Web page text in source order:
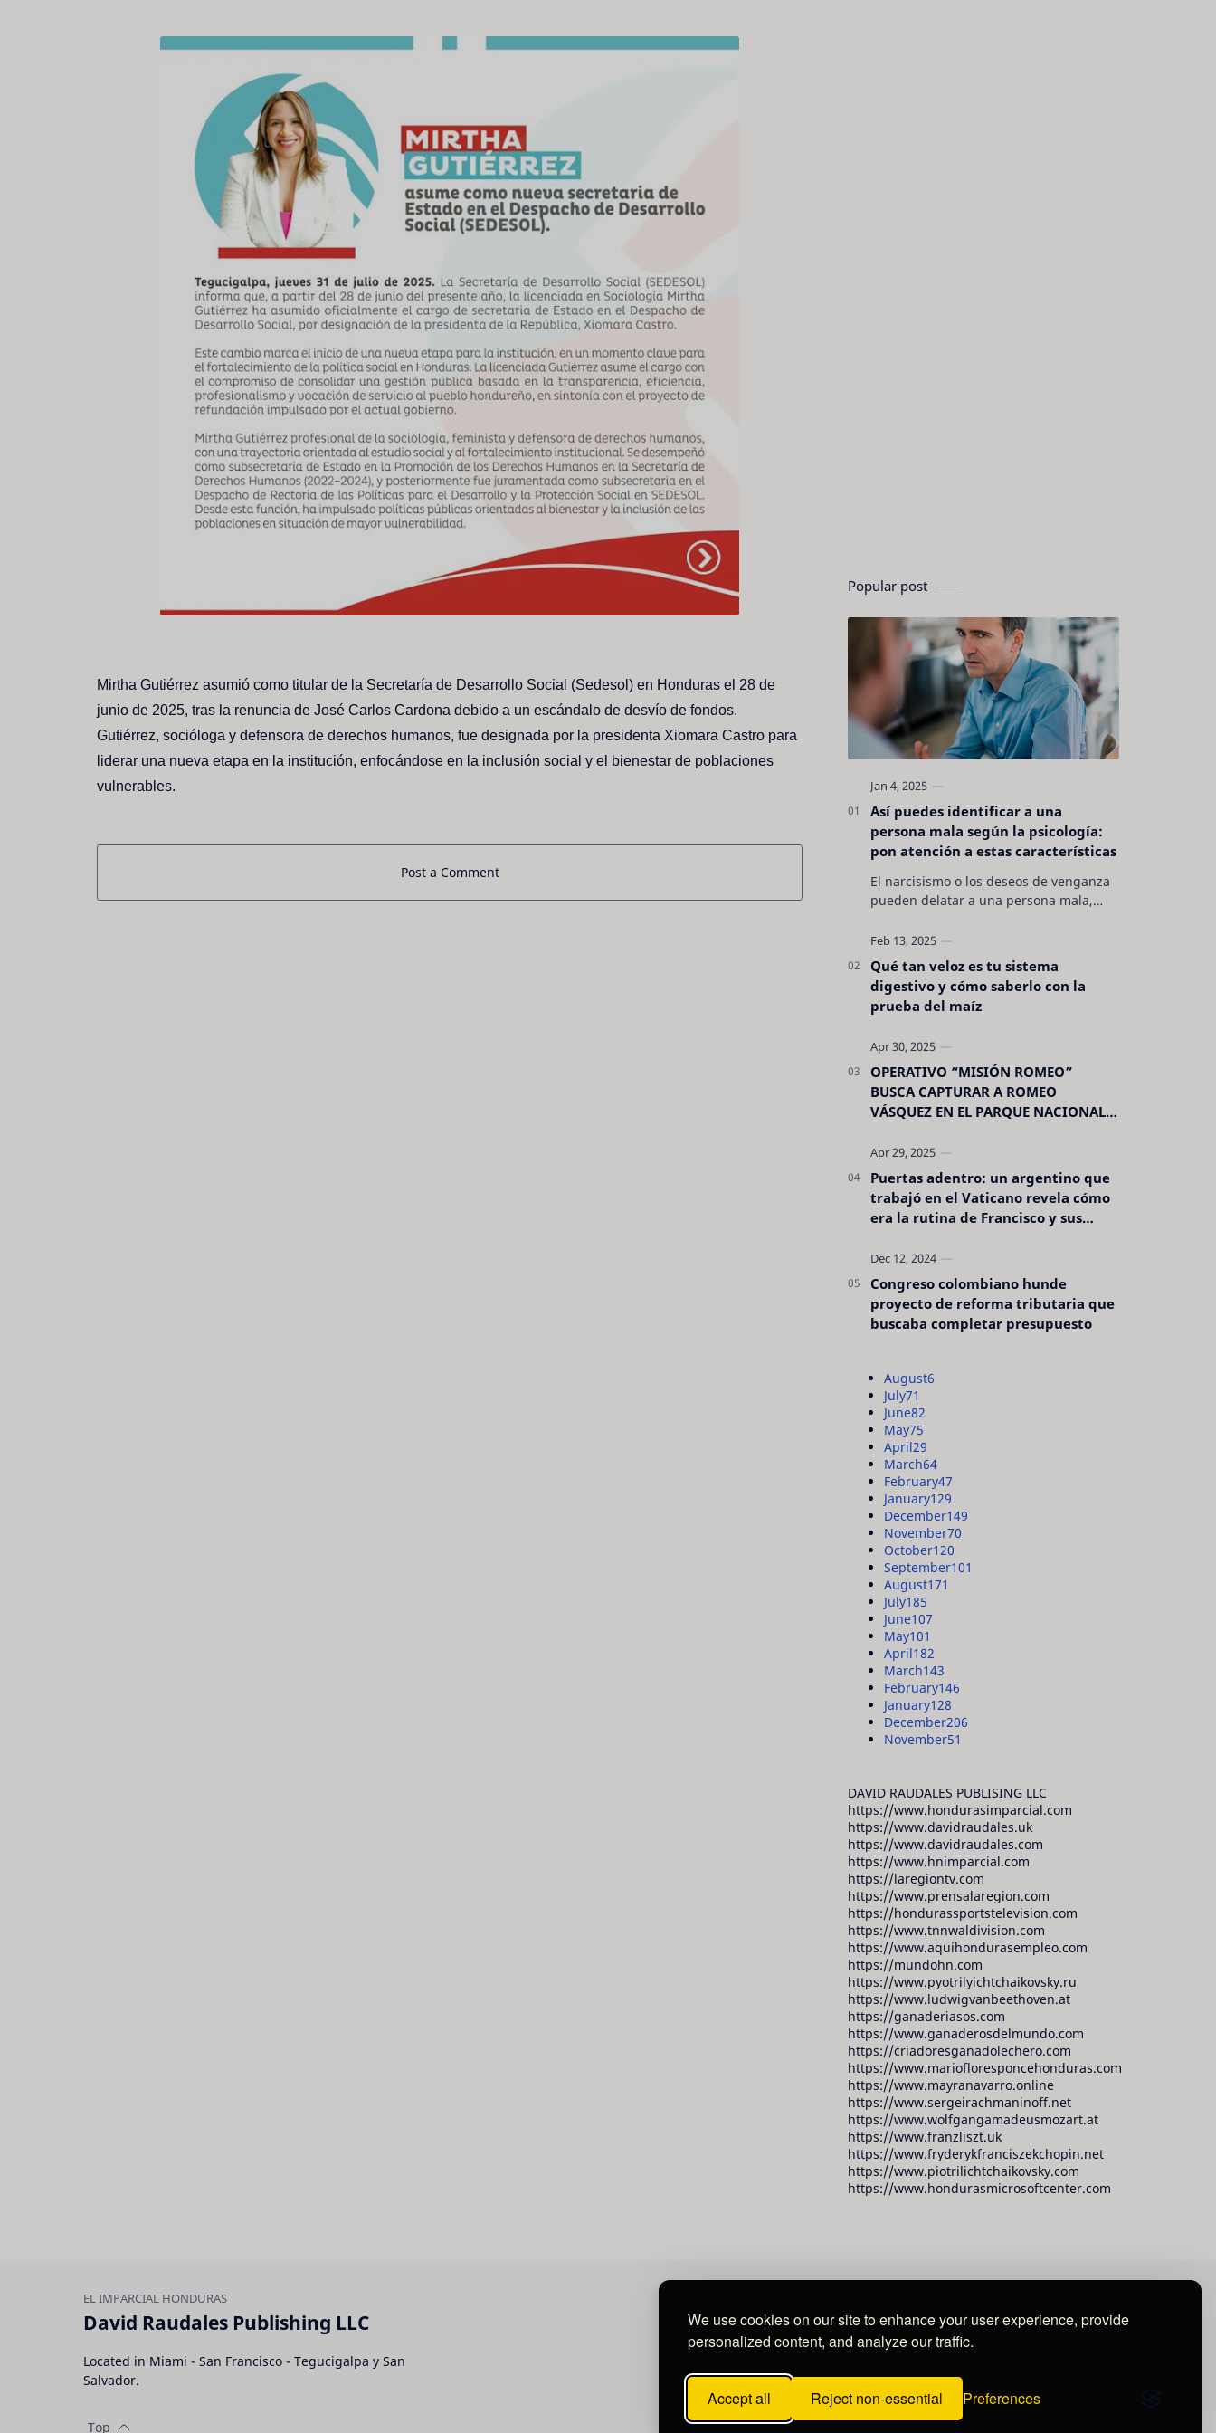
We use cookies on our site to enhance your user experience, provide
personalized content, and analyze our traffic.
Accept all Reject non-essential Preferences
Mirtha Gutiérrez asumió como titular de la Secretaría de Desarrollo Social (Sedesol) en Honduras el 28 de
junio de 2025, tras la renuncia de José Carlos Cardona debido a un escándalo de desvío de fondos.
Gutiérrez, socióloga y defensora de derechos humanos, fue designada por la presidenta Xiomara Castro para
liderar una nueva etapa en la institución, enfocándose en la inclusión social y el bienestar de poblaciones
vulnerables.
Post a Comment
Popular post
Así puedes identificar a una
persona mala según la psicología:
pon atención a estas características
El narcisismo o los deseos de venganza
pueden delatar a una persona mala,
evidentes. Conocerlas puede pro…
Qué tan veloz es tu sistema
digestivo y cómo saberlo con la
prueba del maíz
OPERATIVO “MISIÓN ROMEO”
BUSCA CAPTURAR A ROMEO
VÁSQUEZ EN EL PARQUE NACIONAL
Puertas adentro: un argentino que
trabajó en el Vaticano revela cómo
era la rutina de Francisco y sus
Congreso colombiano hunde
proyecto de reforma tributaria que
buscaba completar presupuesto
August6
July71
June82
May75
April29
March64
February47
January129
December149
November70
October120
September101
August171
July185
June107
May101
April182
March143
February146
January128
December206
November51
DAVID RAUDALES PUBLISING LLC
https://www.hondurasimparcial.com
https://www.davidraudales.uk
https://www.davidraudales.com
https://www.hnimparcial.com
https://laregiontv.com
https://www.prensalaregion.com
https://hondurassportstelevision.com
https://www.tnnwaldivision.com
https://www.aquihondurasempleo.com
https://mundohn.com
https://www.pyotrilyichtchaikovsky.ru
https://www.ludwigvanbeethoven.at
https://ganaderiasos.com
https://www.ganaderosdelmundo.com
https://criadoresganadolechero.com
https://www.mariofloresponcehonduras.com
https://www.mayranavarro.online
https://www.sergeirachmaninoff.net
https://www.wolfgangamadeusmozart.at
https://www.franzliszt.uk
https://www.fryderykfranciszekchopin.net
https://www.piotrilichtchaikovsky.com
https://www.hondurasmicrosoftcenter.com
David Raudales Publishing LLC
Located in Miami - San Francisco - Tegucigalpa y San
Salvador.